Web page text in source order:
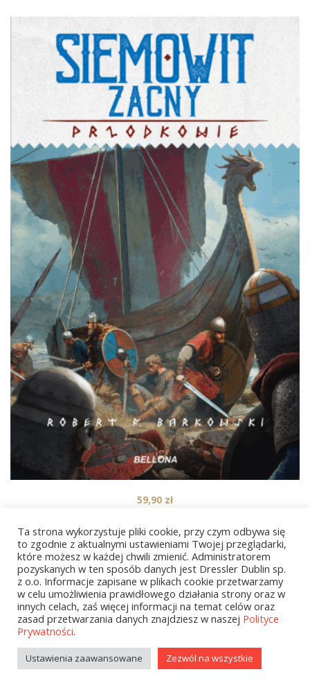
Siemowit Zacny. Cykl Przodkowie. Tom 4
59,90 zł
1 2 … 113 NEXT
Ta strona wykorzystuje pliki cookie, przy czym odbywa się
to zgodnie z aktualnymi ustawieniami Twojej przeglądarki,
które możesz w każdej chwili zmienić. Administratorem
pozyskanych w ten sposób danych jest Dressler Dublin sp.
z o.o. Informacje zapisane w plikach cookie przetwarzamy
w celu umożliwienia prawidłowego działania strony oraz w
innych celach, zaś więcej informacji na temat celów oraz
zasad przetwarzania danych znajdziesz w naszej Polityce
Prywatności.
Ustawienia zaawansowane Zezwól na wszystkie